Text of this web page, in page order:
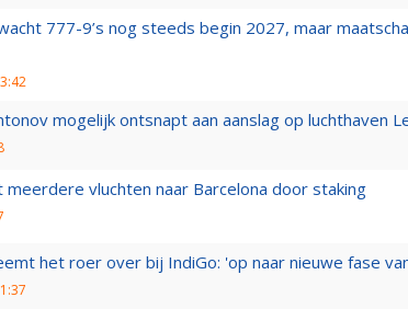
777-9’s nog steeds begin 2027, maar
mogelijk ontsnapt aan aanslag op luchthaven
meerdere vluchten naar Barcelona door staking
het roer over bij IndiGo: 'op naar nieuwe fase